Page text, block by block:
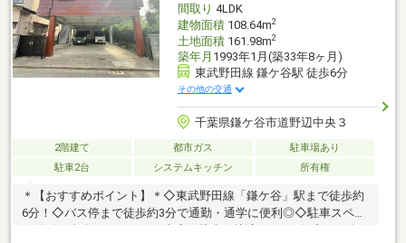
間取り 4LDK
建物面積108.64m2
土地面積161.98m2
築年月 1993年1月(築33年8ヶ月)
東武野田線 鎌ケ谷駅 徒歩6分
その他の交通
千葉県鎌ケ谷市道野辺中央３
2階建て 都市ガス
駐車場あり
駐車2台
システムキッチン 所有権
＊【おすすめポイント】＊◇東武野田線「鎌ケ谷」駅まで徒歩約
6分！◇バス停まで徒歩約3分で通勤・通学に便利◎◇駐車スペー